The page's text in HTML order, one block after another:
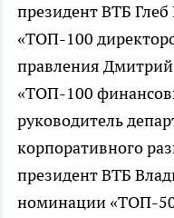
президент ВТБ
«ТОП-100
правления
«ТОП-100
руководитель
корпоративного
президент ВТБ
номинации «ТОП-